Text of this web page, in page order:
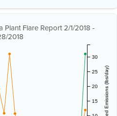
Flare Report 2/1/2018 -
2018
Estimated Emissions (lbs/day)
15
20
25
30